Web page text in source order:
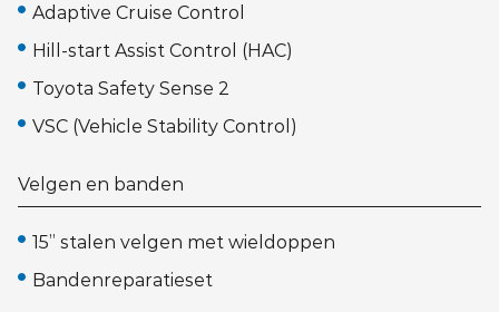
Adaptive Cruise Control
Hill-start Assist Control (HAC)
Toyota Safety Sense 2
VSC (Vehicle Stability Control)
Velgen en banden
15” stalen velgen met wieldoppen
Bandenreparatieset